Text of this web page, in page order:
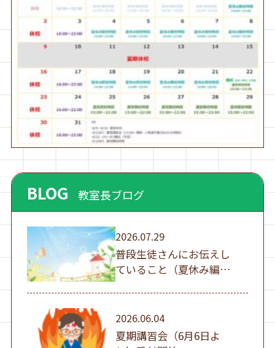
BLOG 教室長ブログ
2026.07.29
普段生徒さんにお伝えし
ていること（夏休み編
①）
2026.06.04
夏期講習会（6月6日よ